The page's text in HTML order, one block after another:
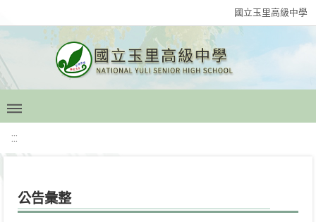
國立玉里高級中學
:::
公告彙整